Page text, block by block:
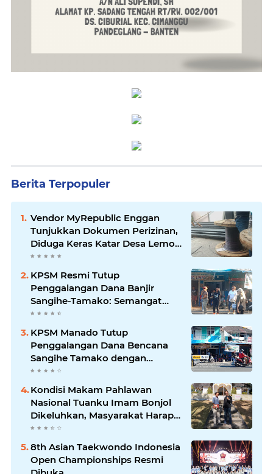
Berita Terpopuler
Vendor MyRepublic Enggan
Tunjukkan Dokumen Perizinan,
Diduga Keras Katar Desa Lemo
Disebut Handle Kordinasi
KPSM Resmi Tutup
Penggalangan Dana Banjir
Sangihe-Tamako: Semangat
Kebersamaan & Solidaritas
Tetap Terjaga
KPSM Manado Tutup
Penggalangan Dana Bencana
Sangihe Tamako dengan
Semangat Tinggi, Dihadiri
Banyak Seniman Ibu Kota
Kondisi Makam Pahlawan
Nasional Tuanku Imam Bonjol
Dikeluhkan, Masyarakat Harap
Pemerintah Segera Lakukan
Pembenahan
8th Asian Taekwondo Indonesia
Open Championships Resmi